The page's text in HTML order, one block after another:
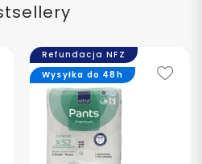
Refundacja NFZ
Wysyłka do 48h